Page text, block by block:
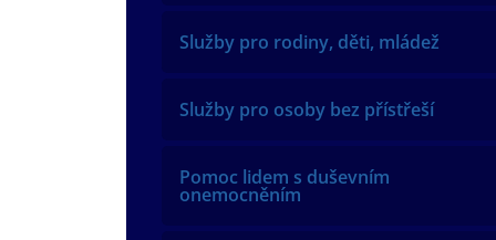
Služby pro rodiny, děti, mládež
Služby pro osoby bez přístřeší
Pomoc lidem s duševním
onemocněním